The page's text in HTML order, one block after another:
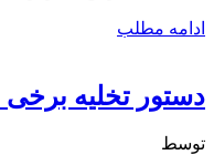
ادامه مطلب
دستور تخلیه برخی
توسط